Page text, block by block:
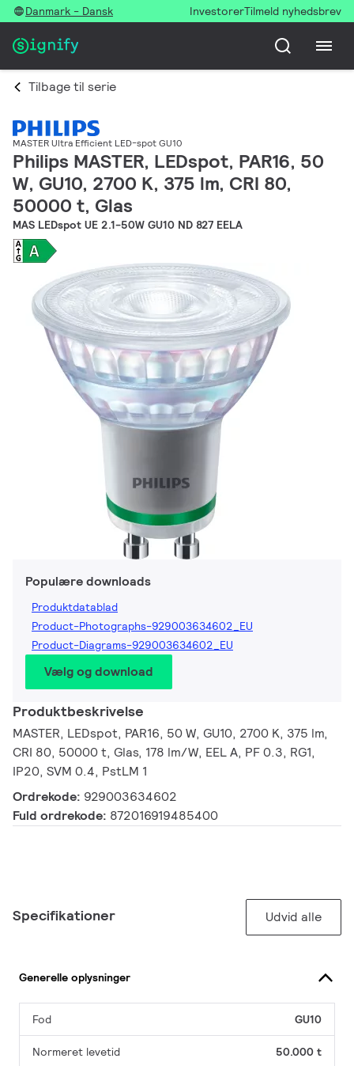
Danmark - Dansk InvestorerTilmeld nyhedsbrev
Tilbage til serie
MASTER Ultra Efficient LED-spot GU10
Philips MASTER, LEDspot, PAR16, 50
W, GU10, 2700 K, 375 lm, CRI 80,
50000 t, Glas
MAS LEDspot UE 2.1-50W GU10 ND 827 EELA
Populære downloads
Produktdatablad
Product-Photographs-929003634602_EU
Product-Diagrams-929003634602_EU
Vælg og download
Produktbeskrivelse
MASTER, LEDspot, PAR16, 50 W, GU10, 2700 K, 375 lm,
CRI 80, 50000 t, Glas, 178 lm/W, EEL A, PF 0.3, RG1,
IP20, SVM 0.4, PstLM 1
Ordrekode: 929003634602
Fuld ordrekode: 872016919485400
Specifikationer Udvid alle
Generelle oplysninger
Fod GU10
Normeret levetid 50.000 t